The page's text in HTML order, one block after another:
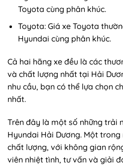
Toyota cùng phân khúc.
Toyota: Giá xe Toyota
Hyundai cùng phân khúc.
Cả hai hãng xe đều là các
và chất lượng nhất tại Hải
nhu cầu, bạn có thể lựa chọn
nhất.
Trên đây là một số những trải
Hyundai Hải Dương. Một trong
chất lượng, với không gian
viên nhiệt tình, tư vấn và giải